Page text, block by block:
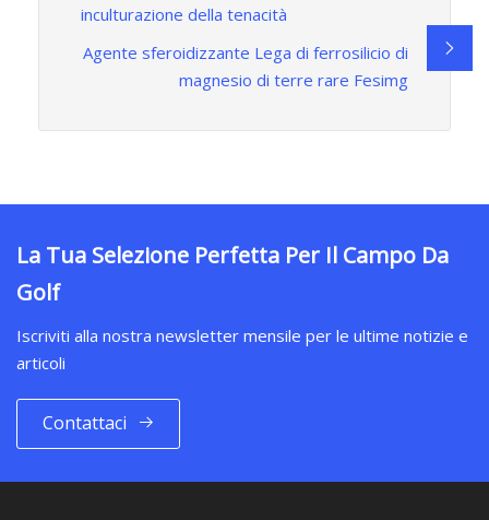
inculturazione della tenacità
Agente sferoidizzante Lega di ferrosilicio di
magnesio di terre rare Fesimg
La Tua Selezione Perfetta Per Il Campo Da
Golf
Iscriviti alla nostra newsletter mensile per le ultime notizie e
articoli
Contattaci